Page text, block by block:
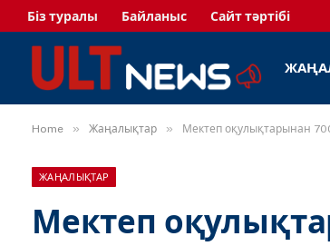
Біз туралы Байланыс Сайт тәртібі
Home » Жаңалықтар » Мектеп оқулықтарынан
ЖАҢАЛЫҚТАР
Мектеп